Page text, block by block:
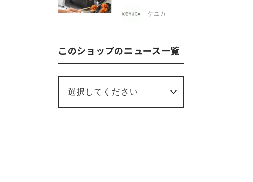
ケユカ
このショップのニュース一覧